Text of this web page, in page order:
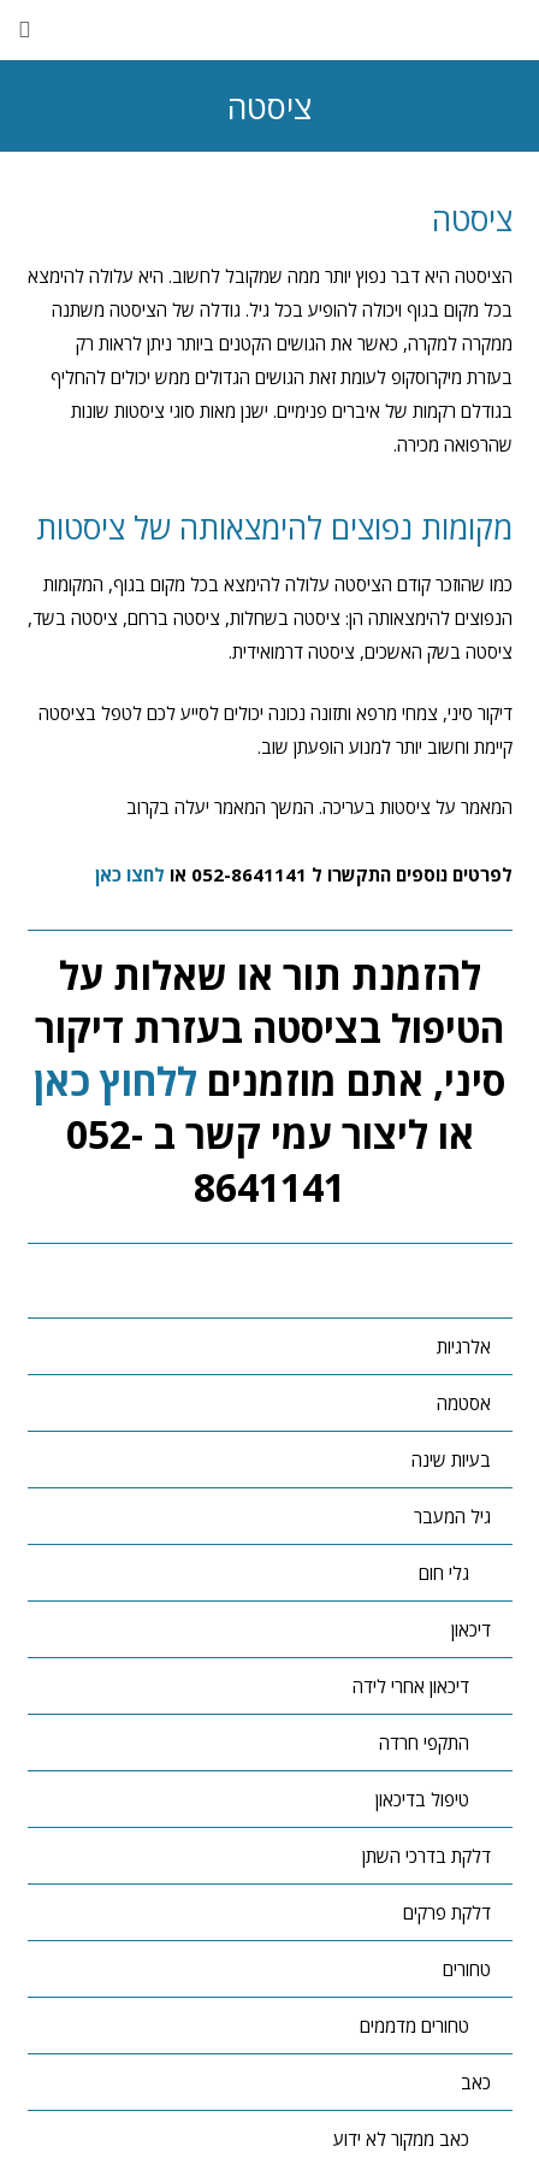
ציסטה
ציסטה
הציסטה היא דבר נפוץ יותר ממה שמקובל לחשוב. היא עלולה להימצא
בכל מקום בגוף ויכולה להופיע בכל גיל. גודלה של הציסטה משתנה
ממקרה למקרה, כאשר את הגושים הקטנים ביותר ניתן לראות רק
בעזרת מיקרוסקופ לעומת זאת הגושים הגדולים ממש יכולים להחליף
בגודלם רקמות של איברים פנימיים. ישנן מאות סוגי ציסטות שונות
שהרפואה מכירה.
מקומות נפוצים להימצאותה של ציסטות
כמו שהוזכר קודם הציסטה עלולה להימצא בכל מקום בגוף, המקומות
הנפוצים להימצאותה הן: ציסטה בשחלות, ציסטה ברחם, ציסטה בשד,
ציסטה בשק האשכים, ציסטה דרמואידית.
דיקור סיני, צמחי מרפא ותזונה נכונה יכולים לסייע לכם לטפל בציסטה
קיימת וחשוב יותר למנוע הופעתן שוב.
המאמר על ציסטות בעריכה. המשך המאמר יעלה בקרוב
לפרטים נוספים התקשרו ל 052-8641141 או לחצו כאן
להזמנת תור או שאלות על
הטיפול בציסטה בעזרת דיקור
סיני, אתם מוזמנים ללחוץ כאן
או ליצור עמי קשר ב 052-
8641141
אלרגיות
אסטמה
בעיות שינה
גיל המעבר
גלי חום
דיכאון
דיכאון אחרי לידה
התקפי חרדה
טיפול בדיכאון
דלקת בדרכי השתן
דלקת פרקים
טחורים
טחורים מדממים
כאב
כאב ממקור לא ידוע